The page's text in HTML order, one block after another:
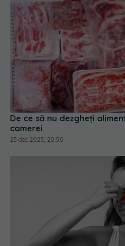
De ce să nu dezgheți
camerei
25 dec 2025, 20:50